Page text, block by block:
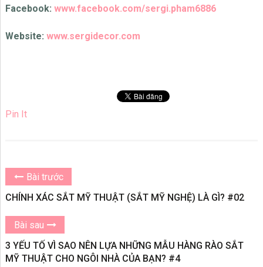
Facebook: www.facebook.com/sergi.pham6886
Website: www.sergidecor.com
Pin It
Bài trước
CHÍNH XÁC SẮT MỸ THUẬT (SẮT MỸ NGHỆ) LÀ GÌ? #02
Bài sau
3 YẾU TỐ VÌ SAO NÊN LỰA NHỮNG MẪU HÀNG RÀO SẮT
MỸ THUẬT CHO NGÔI NHÀ CỦA BẠN? #4